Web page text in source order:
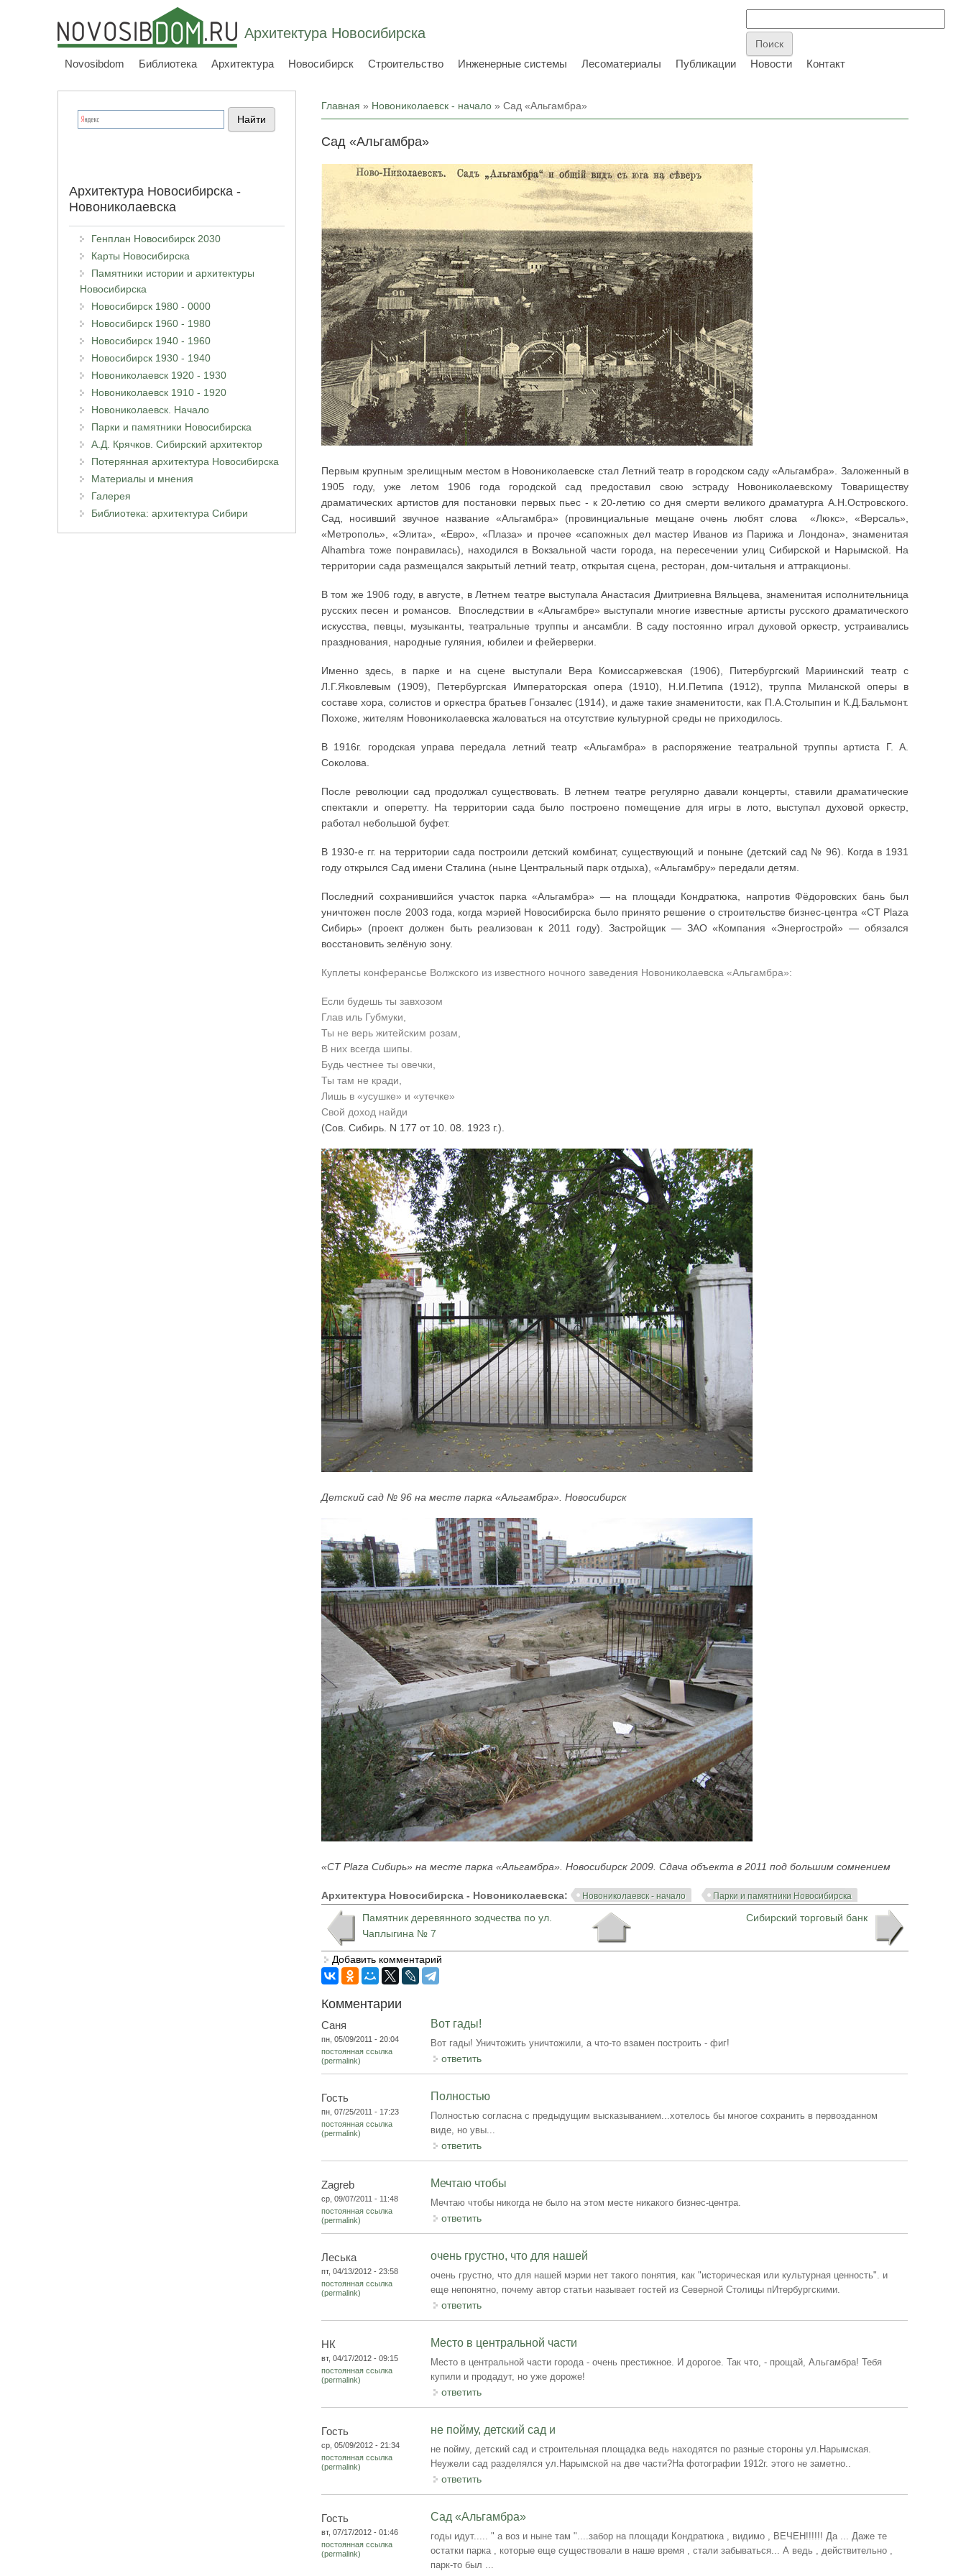
Архитектура Новосибирска
Novosibdom Библиотека Архитектура Новосибирск Строительство Инженерные системы Лесоматериалы Публикации Новости Контакт
Вы здесь
Главная » Новониколаевск - начало » Сад «Альгамбра»
Сад «Альгамбра»
Первым крупным зрелищным местом в Новониколаевске стал Летний театр в городском саду «Альгамбра». Заложенный в
1905 году, уже летом 1906 года городской сад предоставил свою эстраду Новониколаевскому Товариществу
драматических артистов для постановки первых пьес - к 20-летию со дня смерти великого драматурга А.Н.Островского.
Сад, носивший звучное название «Альгамбра» (провинциальные мещане очень любят слова «Люкс», «Версаль»,
«Метрополь», «Элита», «Евро», «Плаза» и прочее «сапожных дел мастер Иванов из Парижа и Лондона», знаменитая
Alhambra тоже понравилась), находился в Вокзальной части города, на пересечении улиц Сибирской и Нарымской. На
территории сада размещался закрытый летний театр, открытая сцена, ресторан, дом-читальня и аттракционы.
В том же 1906 году, в августе, в Летнем театре выступала Анастасия Дмитриевна Вяльцева, знаменитая исполнительница
русских песен и романсов. Впоследствии в «Альгамбре» выступали многие известные артисты русского драматического
искусства, певцы, музыканты, театральные труппы и ансамбли. В саду постоянно играл духовой оркестр, устраивались
празднования, народные гуляния, юбилеи и фейерверки.
Именно здесь, в парке и на сцене выступали Вера Комиссаржевская (1906), Питербургский Мариинский театр с
Л.Г.Яковлевым (1909), Петербургская Императорская опера (1910), Н.И.Петипа (1912), труппа Миланской оперы в
составе хора, солистов и оркестра братьев Гонзалес (1914), и даже такие знаменитости, как П.А.Столыпин и К.Д.Бальмонт.
Похоже, жителям Новониколаевска жаловаться на отсутствие культурной среды не приходилось.
В 1916г. городская управа передала летний театр «Альгамбра» в распоряжение театральной труппы артиста Г. А.
Соколова.
После революции сад продолжал существовать. В летнем театре регулярно давали концерты, ставили драматические
спектакли и оперетту. На территории сада было построено помещение для игры в лото, выступал духовой оркестр,
работал небольшой буфет.
В 1930-е гг. на территории сада построили детский комбинат, существующий и поныне (детский сад № 96). Когда в 1931
году открылся Сад имени Сталина (ныне Центральный парк отдыха), «Альгамбру» передали детям.
Последний сохранившийся участок парка «Альгамбра» — на площади Кондратюка, напротив Фёдоровских бань был
уничтожен после 2003 года, когда мэрией Новосибирска было принято решение о строительстве бизнес-центра «CT Plaza
Сибирь» (проект должен быть реализован к 2011 году). Застройщик — ЗАО «Компания «Энергострой» — обязался
восстановить зелёную зону.
Куплеты конферансье Волжского из известного ночного заведения Новониколаевска «Альгамбра»:
Если будешь ты завхозом
Глав иль Губмуки,
Ты не верь житейским розам,
В них всегда шипы.
Будь честнее ты овечки,
Ты там не кради,
Лишь в «усушке» и «утечке»
Свой доход найди
(Сов. Сибирь. N 177 от 10. 08. 1923 г.).
Детский сад № 96 на месте парка «Альгамбра». Новосибирск
«CT Plaza Сибирь» на месте парка «Альгамбра». Новосибирск 2009. Сдача объекта в 2011 под большим сомнением
Архитектура Новосибирска - Новониколаевска: Новониколаевск - начало Парки и памятники Новосибирска
Памятник деревянного зодчества по ул.
Чаплыгина № 7
Сибирский торговый банк
Добавить комментарий
Комментарии
Саня
пн, 05/09/2011 - 20:04
постоянная ссылка
(permalink)
Вот гады!
Вот гады! Уничтожить уничтожили, а что-то взамен построить - фиг!
ответить
Гость
пн, 07/25/2011 - 17:23
постоянная ссылка
(permalink)
Полностью
Полностью согласна с предыдущим высказыванием...хотелось бы многое сохранить в первозданном
виде, но увы...
ответить
Zagreb
ср, 09/07/2011 - 11:48
постоянная ссылка
(permalink)
Мечтаю чтобы
Мечтаю чтобы никогда не было на этом месте никакого бизнес-центра.
ответить
Леська
пт, 04/13/2012 - 23:58
постоянная ссылка
(permalink)
очень грустно, что для нашей
очень грустно, что для нашей мэрии нет такого понятия, как "историческая или культурная ценность". и
еще непонятно, почему автор статьи называет гостей из Северной Столицы пИтербургскими.
ответить
НК
вт, 04/17/2012 - 09:15
постоянная ссылка
(permalink)
Место в центральной части
Место в центральной части города - очень престижное. И дорогое. Так что, - прощай, Альгамбра! Тебя
купили и продадут, но уже дороже!
ответить
Гость
ср, 05/09/2012 - 21:34
постоянная ссылка
(permalink)
не пойму, детский сад и
не пойму, детский сад и строительная площадка ведь находятся по разные стороны ул.Нарымская.
Неужели сад разделялся ул.Нарымской на две части?На фотографии 1912г. этого не заметно..
ответить
Гость
вт, 07/17/2012 - 01:46
постоянная ссылка
(permalink)
Сад «Альгамбра»
годы идут..... " а воз и ныне там "....забор на площади Кондратюка , видимо , ВЕЧЕН!!!!!! Да ... Даже те
остатки парка , которые еще существовали в наше время , стали забываться... А ведь , действительно ,
парк-то был ...
Архитектура Новосибирска -
Новониколаевска
Генплан Новосибирск 2030
Карты Новосибирска
Памятники истории и архитектуры
Новосибирска
Новосибирск 1980 - 0000
Новосибирск 1960 - 1980
Новосибирск 1940 - 1960
Новосибирск 1930 - 1940
Новониколаевск 1920 - 1930
Новониколаевск 1910 - 1920
Новониколаевск. Начало
Парки и памятники Новосибирска
А.Д. Крячков. Сибирский архитектор
Потерянная архитектура Новосибирска
Материалы и мнения
Галерея
Библиотека: архитектура Сибири